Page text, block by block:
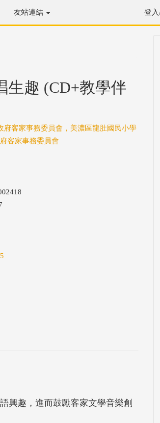
友站連結 登
生趣 (CD+教學伴
府客家事務委員會，美濃區龍肚國民小學
客家事務委員會
興趣，進而鼓勵客家文學音樂創